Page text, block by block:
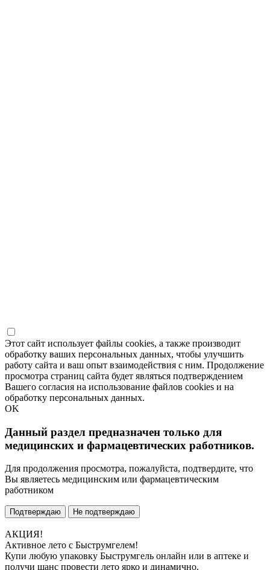
Этот сайт использует файлы cookies, а также производит
обработку ваших персональных данных, чтобы улучшить
работу сайта и ваш опыт взаимодействия с ним. Продолжение
просмотра страниц сайта будет являться подтверждением
Вашего согласия на использование файлов cookies и на
обработку персональных данных.
OK
Данный раздел предназначен только для
медицинских и фармацевтических работников.
Для продолжения просмотра, пожалуйста, подтвердите, что
Вы являетесь медицинским или фармацевтическим
работником
Подтверждаю Не подтверждаю
АКЦИЯ!
Активное лето с Быструмгелем!
Купи любую упаковку Быструмгель онлайн или в аптеке и
получи шанс провести лето ярко и динамично.